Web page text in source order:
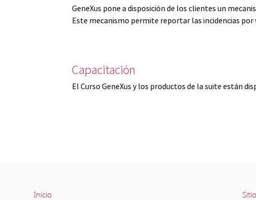
GeneXus pone a disposición de los clientes un
Este mecanismo permite reportar las incidencias
Capacitación
El Curso GeneXus y los productos de la suite están
Inicio